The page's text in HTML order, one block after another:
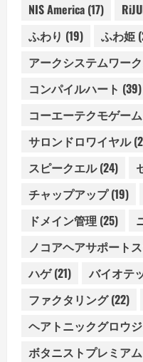
NIS America (17)
ふわり (19) ふわ姫
アークシステムワー
コンパイルハート (39)
コーエーテクモゲー
サロンドロワイヤル
スピークエル(24)
チャップアップ(19)
ドメイン管理 (25)
ノコアヘアサポート
ハゲ(21) バイオテ
ファクタリング(22)
ヘアトニックグロウ
ボタニストプレミア